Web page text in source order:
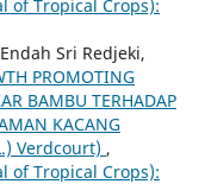
of Tropical Crops):
Sri Redjeki,
PROMOTING
BAMBU TERHADAP
KACANG
Verdcourt) ,
of Tropical Crops):